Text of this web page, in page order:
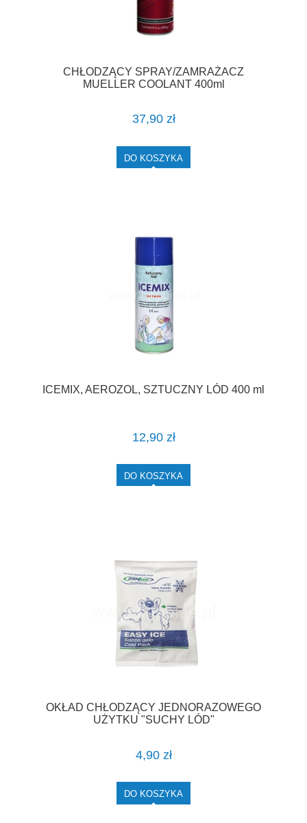
CHŁODZĄCY SPRAY/ZAMRAŻACZ
MUELLER COOLANT 400ml
37,90 zł
DO KOSZYKA
ICEMIX, AEROZOL, SZTUCZNY LÓD 400 ml
12,90 zł
DO KOSZYKA
OKŁAD CHŁODZĄCY JEDNORAZOWEGO
UŻYTKU "SUCHY LÓD"
4,90 zł
DO KOSZYKA